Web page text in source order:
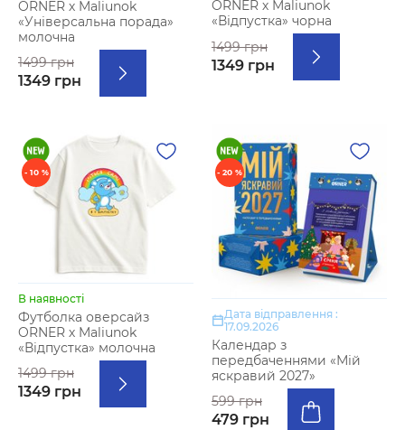
ORNER х Maliunok
«Універсальна порада»
молочна
1499 грн
1349 грн
ORNER х Maliunok
«Відпустка» чорна
1499 грн
1349 грн
- 10 %
В наявності
Футболка оверсайз
ORNER х Maliunok
«Відпустка» молочна
1499 грн
1349 грн
- 20 %
Дата відправлення :
17.09.2026
Календар з
передбаченнями «Мій
яскравий 2027»
599 грн
479 грн